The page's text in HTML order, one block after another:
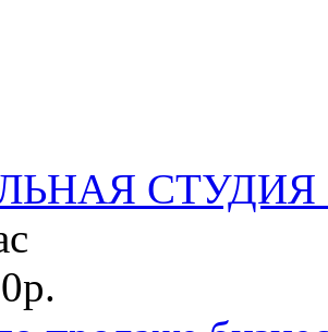
СТУДИЯ